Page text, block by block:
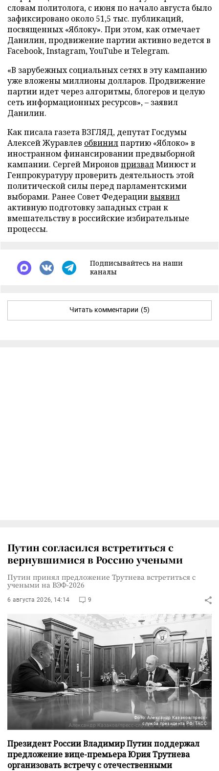
словам политолога, с июня по начало августа было
зафиксировано около 51,5 тыс. публикаций,
посвященных «Яблоку». При этом, как отмечает
Данилин, продвижение партии активно ведется в
Facebook, Instagram, YouTube и Telegram.
«В зарубежных социальных сетях в эту кампанию
уже вложены миллионы долларов. Продвижение
партии идет через алгоритмы, блогеров и целую
сеть информационных ресурсов», – заявил
Данилин.
Как писала газета ВЗГЛЯД, депутат Госдумы
Алексей Журавлев обвинилпартию «Яблоко» в
иностранном финансировании предвыборной
кампании. Сергей Миронов призвалМинюст и
Генпрокуратуру проверить деятельность этой
политической силы перед парламентскими
выборами. Ранее Совет Федерациивыявил
активную подготовку западных стран к
вмешательству в российские избирательные
процессы.
Подписывайтесь на наши
каналы
Читать комментарии (5)
Путин согласился встретиться с
вернувшимися в Россию учеными
Путин принял предложение Трутнева встретиться с
учеными на ВЭФ-2026
6 августа 2026, 14:14 9
Фото: Александр Казаков/пресс-
служба президента РФ/ТАСС
Президент России Владимир Путин поддержал
предложение вице-премьера Юрия Трутнева
организовать встречу с отечественными